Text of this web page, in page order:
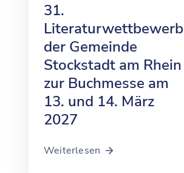
31.
Literaturwettbewerb
der Gemeinde
Stockstadt am Rhein
zur Buchmesse am
13. und 14. März
2027
Weiterlesen